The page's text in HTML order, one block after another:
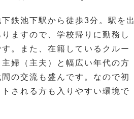
鉄池下駅から徒歩3分。駅を出
ますので、学校帰りに勤務し
。また、在籍しているクルー
婦（主夫）と幅広い年代の方
の交流も盛んです。なので初
される方も入りやすい環境で